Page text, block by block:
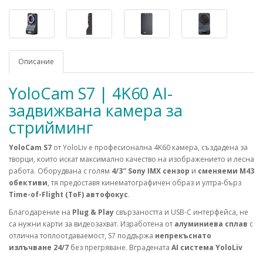
Описание
YoloCam S7 | 4K60 AI-
задвижвана камера за
стрийминг
YoloCam S7 от YoloLiv е професионална 4K60 камера, създадена за
творци, които искат максимално качество на изображението и лесна
работа. Оборудвана с голям 4/3″ Sony IMX сензор и сменяеми M43
обективи, тя предоставя кинематографичен образ и ултра-бърз
Time-of-Flight (ToF) автофокус.
Благодарение на Plug & Play свързаността и USB-C интерфейса, не
са нужни карти за видеозахват. Изработена от алуминиева сплав с
отлична топлоотдаваемост, S7 поддържа непрекъснато
излъчване 24/7 без прегряване. Вградената AI система YoloLiv